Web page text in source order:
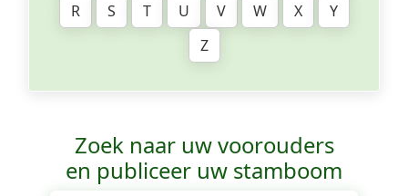
R
S T U V W X
Y
Z
Zoek naar uw voorouders
en publiceer uw stamboom